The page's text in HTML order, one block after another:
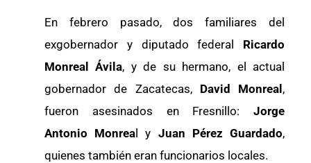
En febrero pasado, dos familiares del
exgobernador y diputado federal Ricardo
Monreal Ávila, y de su hermano, el actual
gobernador de Zacatecas, David Monreal,
fueron asesinados en Fresnillo: Jorge
Antonio Monreal y Juan Pérez Guardado,
quienes también eran funcionarios locales.